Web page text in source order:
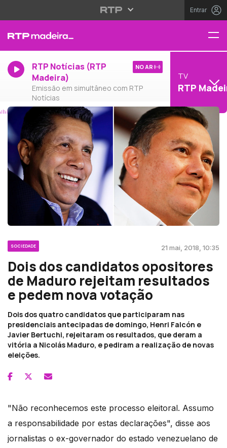
Entrar
RTP Notícias (RTP
Madeira)
Emissão em simultâneo com RTP
Notícias
NO AR
TV
RTP
SOCIEDADE 21 mai, 2018, 10:35
Dois dos candidatos opositores
de Maduro rejeitam resultados
e pedem nova votação
Dois dos quatro candidatos que participaram nas
presidenciais antecipadas de domingo, Henri Falcón e
Javier Bertuchi, rejeitaram os resultados, que deram a
vitória a Nicolás Maduro, e pediram a realização de novas
eleições.
"Não reconhecemos este processo eleitoral. Assumo
a responsabilidade por estas declarações", disse aos
jornalistas o ex-governador do estado venezuelano de